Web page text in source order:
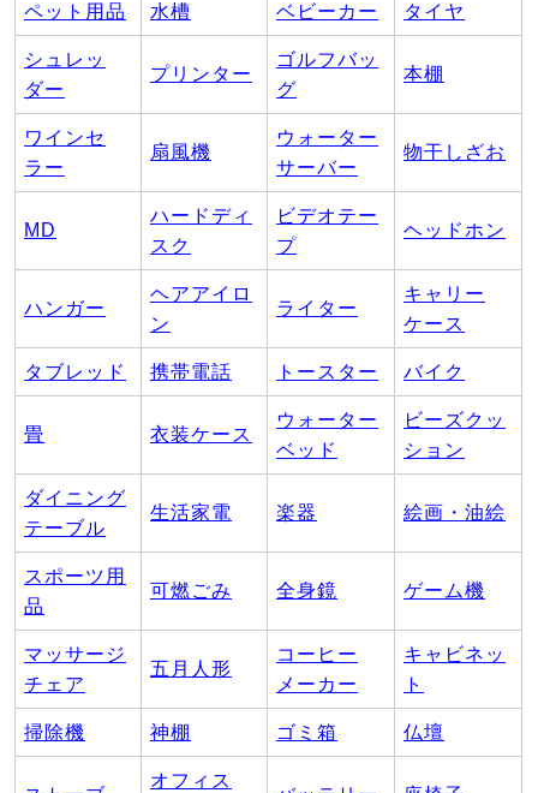
ペット用品 水槽 ベビーカー タイヤ
シュレッ
ダー
プリンター
ゴルフバッ
グ
本棚
ワインセ
ラー
扇風機
ウォーター
サーバー
物干しざお
MD
ハードディ
スク
ビデオテー
プ
ヘッドホン
ハンガー
ヘアアイロ
ン
ライター
キャリー
ケース
タブレッド 携帯電話 トースター バイク
畳 衣装ケース
ウォーター
ベッド
ビーズクッ
ション
ダイニング
テーブル
生活家電 楽器 絵画・油絵
スポーツ用
品
可燃ごみ 全身鏡 ゲーム機
マッサージ
チェア
五月人形
コーヒー
メーカー
キャビネッ
ト
掃除機 神棚 ゴミ箱 仏壇
オフィス